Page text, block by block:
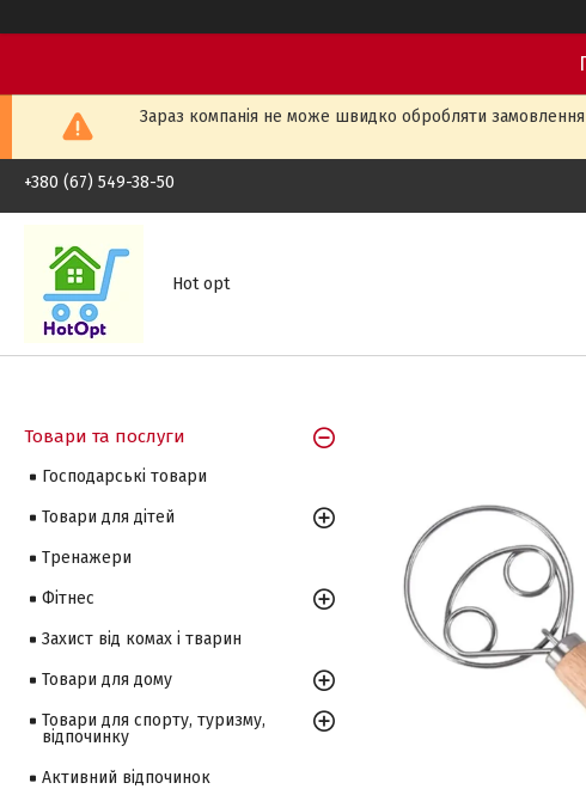
Зараз компанія не може швидко обробляти замовлення
+380 (67) 549-38-50
Hot opt
Товари та послуги
Господарські товари
Товари для дітей
Тренажери
Фітнес
Захист від комах і тварин
Товари для дому
Товари для спорту, туризму,
відпочинку
Активний відпочинок